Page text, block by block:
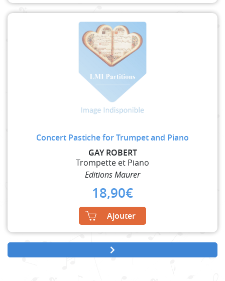
Concert Pastiche for Trumpet and Piano
GAY ROBERT
Trompette et Piano
Editions Maurer
18,90€
Ajouter